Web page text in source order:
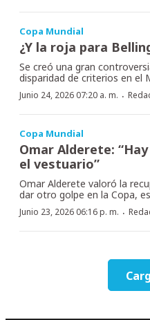
Copa Mundial
¿Y la roja para
Se creó una gran
disparidad de criterios en el
Junio 24, 2026 07:20 a. m. ·
Copa Mundial
Omar Alderete:
el vestuario”
Omar Alderete valoró la
dar otro golpe en la Copa,
Junio 23, 2026 06:16 p. m. ·